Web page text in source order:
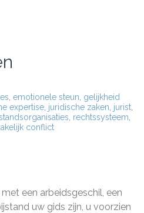
emotionele steun gelijkheid
expertise juridische zaken jurist
rechtssysteem
conflict
een arbeidsgeschil, een
uw gids zijn, u voorzien